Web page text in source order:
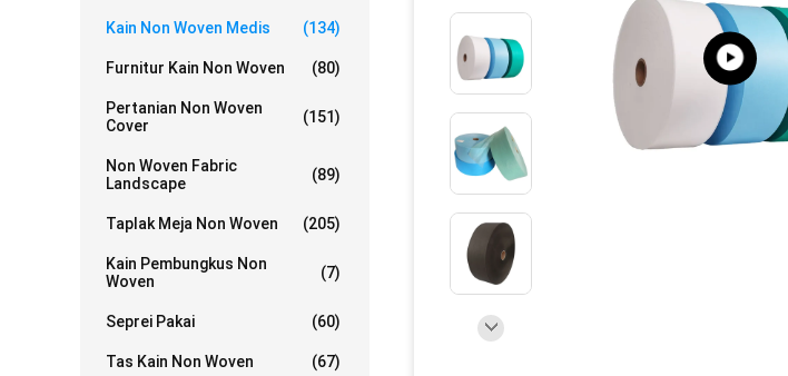
Kain Non Woven Medis (134)
Furnitur Kain Non Woven (80)
Pertanian Non Woven
Cover
(151)
Non Woven Fabric
Landscape
(89)
Taplak Meja Non Woven (205)
Kain Pembungkus Non
Woven
(7)
Seprei Pakai (60)
Tas Kain Non Woven (67)